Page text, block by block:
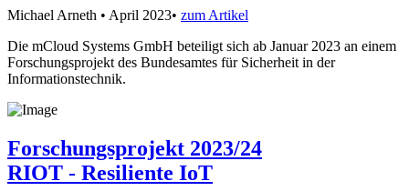
Michael Arneth • April 2023• zum Artikel
Die mCloud Systems GmbH beteiligt sich ab Januar 2023 an einem
Forschungsprojekt des Bundesamtes für Sicherheit in der
Informationstechnik.
Forschungsprojekt 2023/24
RIOT - Resiliente IoT